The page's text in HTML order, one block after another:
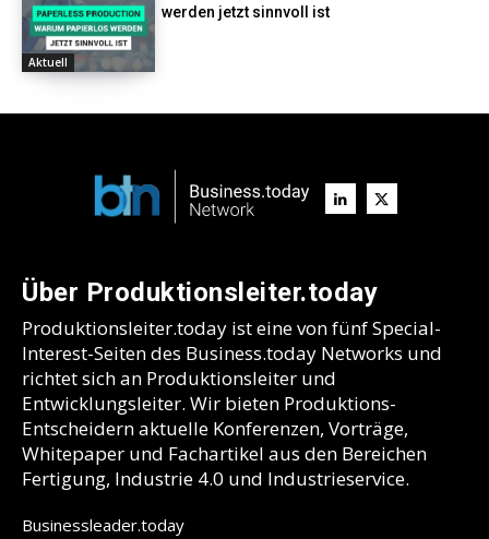
Aktuell
werden jetzt sinnvoll ist
Über Produktionsleiter.today
Produktionsleiter.today ist eine von fünf Special-
Interest-Seiten des Business.today Networks und
richtet sich an Produktionsleiter und
Entwicklungsleiter. Wir bieten Produktions-
Entscheidern aktuelle Konferenzen, Vorträge,
Whitepaper und Fachartikel aus den Bereichen
Fertigung, Industrie 4.0 und Industrieservice.
Businessleader.today